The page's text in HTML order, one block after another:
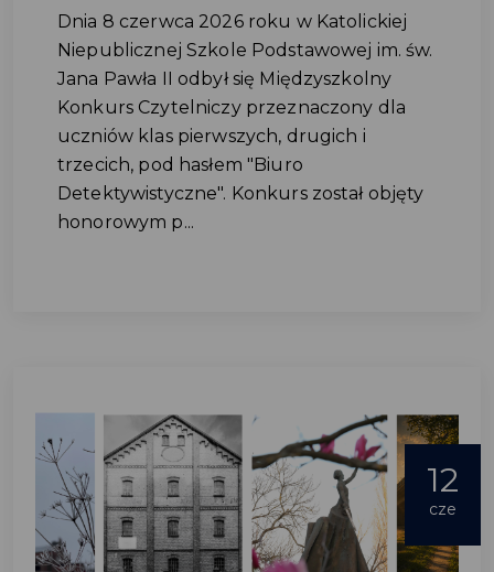
Dnia 8 czerwca 2026 roku w Katolickiej
Niepublicznej Szkole Podstawowej im. św.
Jana Pawła II odbył się Międzyszkolny
Konkurs Czytelniczy przeznaczony dla
uczniów klas pierwszych, drugich i
trzecich, pod hasłem "Biuro
Detektywistyczne". Konkurs został objęty
honorowym p...
12
cze